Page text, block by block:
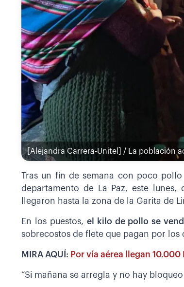
[Alejandra Carrera-Unitel] / La población
Tras un fin de semana con poco
departamento de La Paz, este lunes,
llegaron hasta la zona de la Garita de
En los puestos, el kilo de pollo se
sobrecostos de flete que pagan por los
MIRA AQUÍ: Por vía aérea llegan
“Si mañana se arregla y no hay